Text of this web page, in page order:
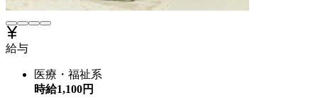
給与
医療・福祉系
時給1,100円